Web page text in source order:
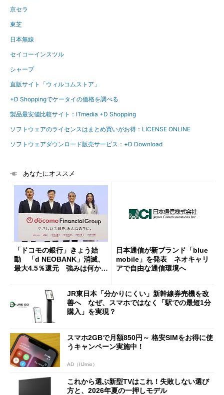
京セラ
東芝
日本無線
セイコーインスツル
シャープ
直販サイト「ウィルコムストア」
+D Shoppingでケータイの価格を調べる
製品最安値比較サイト：ITmedia +D Shopping
ソフトウェアのライセンスはまとめ買いがお得：LICENSE ONLINE
ソフトウェアダウンロード販売サービス：+D Download
あなたにオススメ
「ドコモの銀行」きょう始
動 「d NEOBANK」消滅、
最大4.5％還元 強みは何か解
日本通信が新ブランド「blue
mobile」を発表 ネオキャリ
アで自由な通信環境へ
JR東日本「分かりにくい」新幹線券売機を改
善へ なぜ、スマホではなく「駅での最短1分
購入」を実現？
スマホ2GBで月額850円～ 格安SIMをお得に使
うキャンペーン実施中！
AD（IIJmio）
これから選ぶ新型TVはこれ！失敗しない選び
方と、2026年夏の一押しモデル